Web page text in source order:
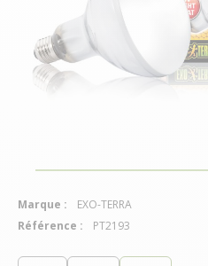
Marque :
EXO-TERRA
Référence :
PT2193